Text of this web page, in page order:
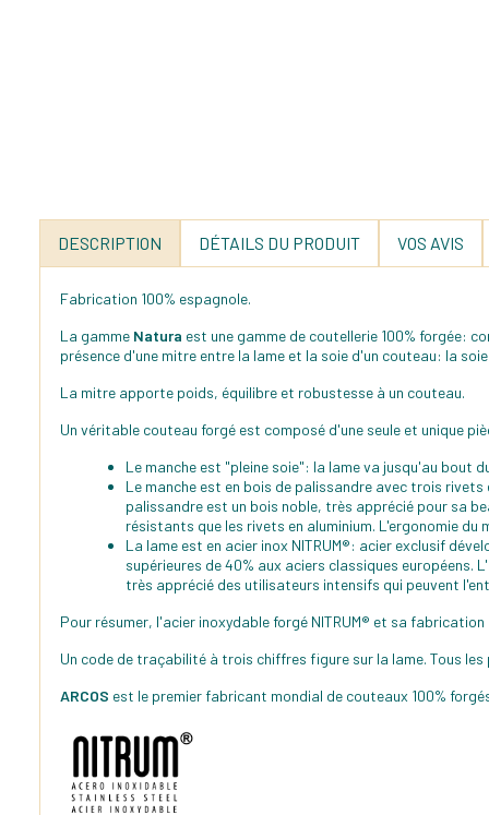
DESCRIPTION DÉTAILS DU PRODUIT VOS AVIS
Fabrication 100% espagnole.
La gamme Natura est une gamme de coutellerie 100% forgée:
présence d'une mitre entre la lame et la soie d'un couteau: la
La mitre apporte poids, équilibre et robustesse à un couteau.
Un véritable couteau forgé est composé d'une seule et unique
Le manche est "pleine soie": la lame va jusqu'au bout
Le manche est en bois de palissandre avec trois
palissandre est un bois noble, très apprécié pour sa
résistants que les rivets en aluminium. L'ergonomie
La lame est en acier inox NITRUM®: acier exclusif
supérieures de 40% aux aciers classiques
très apprécié des utilisateurs intensifs qui peuvent
Pour résumer, l'acier inoxydable forgé NITRUM® et sa
Un code de traçabilité à trois chiffres figure sur la lame. Tous
ARCOS est le premier fabricant mondial de couteaux 100%